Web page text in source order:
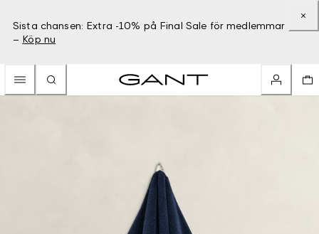
Sista chansen: Extra -10% på Final Sale för medlemmar
– Köp nu